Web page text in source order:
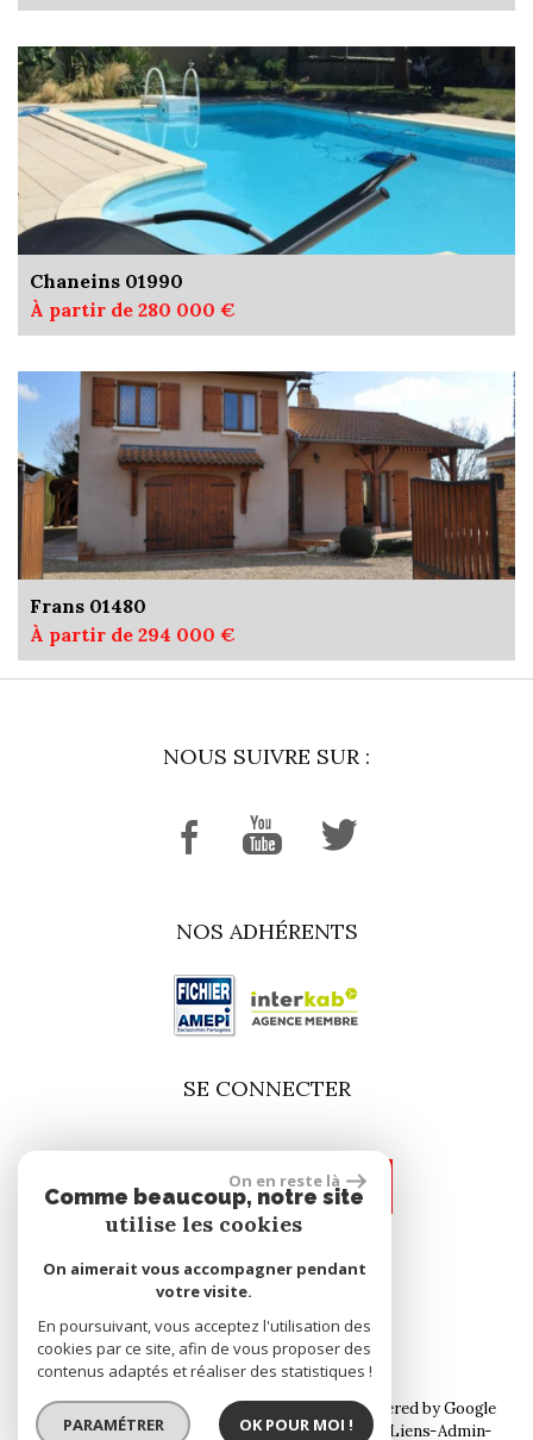
Chaneins 01990
À partir de 280 000 €
Frans 01480
À partir de 294 000 €
NOUS SUIVRE SUR :
NOS ADHÉRENTS
SE CONNECTER
espace propriétaire
site réalisé par
© 2026 | Tous droits réservés | Traduction powered by Google
Plan du site Mentions légales Nos honoraires Liens Admin
On en reste là
Comme beaucoup, notre site
utilise les cookies
On aimerait vous accompagner pendant
votre visite.
En poursuivant, vous acceptez l'utilisation des
cookies par ce site, afin de vous proposer des
contenus adaptés et réaliser des statistiques !
PARAMÉTRER OK POUR MOI !